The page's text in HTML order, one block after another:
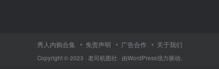
秀人内购合集 免责声明 广告合作 关于我们
Copyright © 2023 · 老司机图社 · 由WordPress强力驱动.